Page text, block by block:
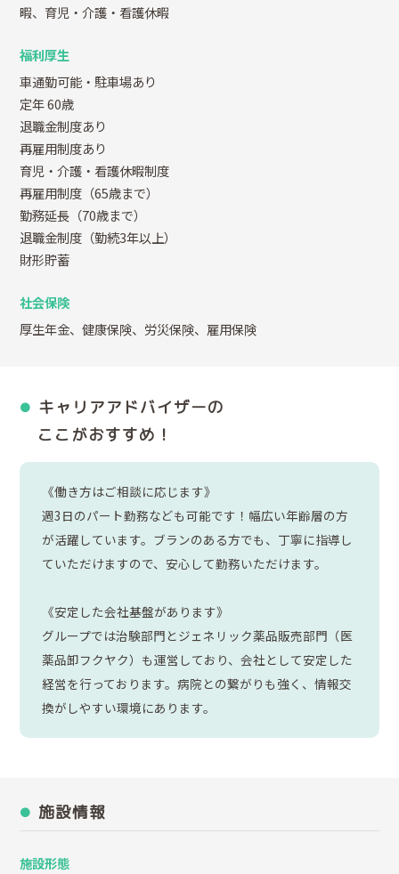
暇、育児・介護・看護休暇
福利厚生
車通勤可能・駐車場あり
定年 60歳
退職金制度あり
再雇用制度あり
育児・介護・看護休暇制度
再雇用制度（65歳まで）
勤務延長（70歳まで）
退職金制度（勤続3年以上）
財形貯蓄
社会保険
厚生年金、健康保険、労災保険、雇用保険
キャリアアドバイザーの
ここがおすすめ！
《働き方はご相談に応じます》
週3日のパート勤務なども可能です！幅広い年齢層の方
が活躍しています。ブランのある方でも、丁寧に指導し
ていただけますので、安心して勤務いただけます。
《安定した会社基盤があります》
グループでは治験部門とジェネリック薬品販売部門（医
薬品卸フクヤク）も運営しており、会社として安定した
経営を行っております。病院との繋がりも強く、情報交
換がしやすい環境にあります。
施設情報
施設形態